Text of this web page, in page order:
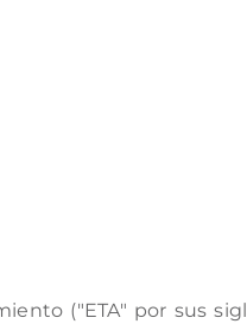
("ETA" por sus